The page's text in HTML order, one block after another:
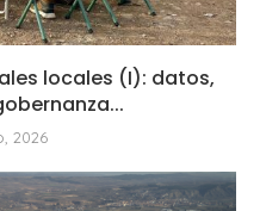
locales (I): datos,
2026